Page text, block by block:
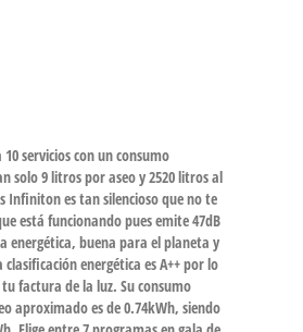
servicios con un consumo
solo 9 litros por aseo y 2520 litros al
Infiniton es tan silencioso que no te
está funcionando pues emite 47dB
energética, buena para el planeta y
energética es A++ por lo
factura de la luz. Su consumo
aproximado es de 0.74kWh, siendo